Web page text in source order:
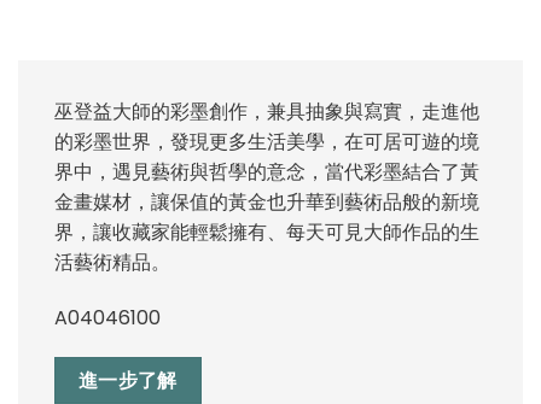
巫登益大師的彩墨創作，兼具抽象與寫實，走進他
的彩墨世界，發現更多生活美學，在可居可遊的境
界中，遇見藝術與哲學的意念，當代彩墨結合了黃
金畫媒材，讓保值的黃金也升華到藝術品般的新境
界，讓收藏家能輕鬆擁有、每天可見大師作品的生
活藝術精品。
A04046100
進一步了解